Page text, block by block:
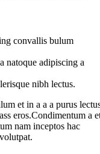
convallis bulum
natoque adipiscing a
nibh lectus.
et in a a a purus
eros.Condimentum a
nam inceptos hac